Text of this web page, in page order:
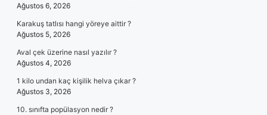
Ağustos 6, 2026
Karakuş tatlısı hangi yöreye aittir ?
Ağustos 5, 2026
Aval çek üzerine nasıl yazılır ?
Ağustos 4, 2026
1 kilo undan kaç kişilik helva çıkar ?
Ağustos 3, 2026
10. sınıfta popülasyon nedir ?